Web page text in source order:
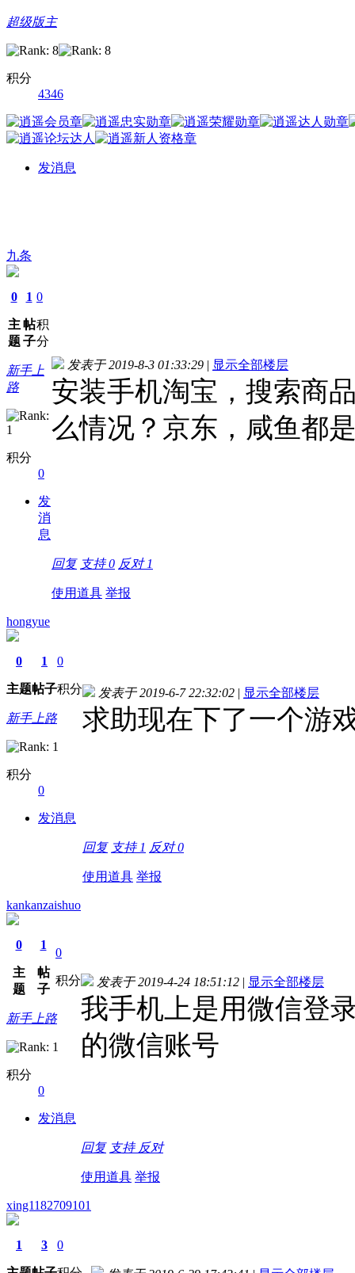
超级版主
积分
4346
发消息
九条
0
主
题
1
帖
子
0
积
分
新手上
路
积分
0
发
消
息
发表于 2019-8-3 01:33:29 | 显示全部楼层
安装手机淘宝，搜索商
么情况？京东，咸鱼都
回复 支持0 反对 1
使用道具 举报
hongyue
0
主题
1
帖子
0
积分
新手上路
积分
0
发消息
发表于 2019-6-7 22:32:02 | 显示全部楼层
求助现在下了一个游
回复 支持 1 反对0
使用道具 举报
kankanzaishuo
0
主
题
1
帖
子
0
积分
新手上路
积分
0
发消息
发表于 2019-4-24 18:51:12 | 显示全部楼层
我手机上是用微信登
的微信账号
回复 支持 反对
使用道具 举报
xing1182709101
1 3 0